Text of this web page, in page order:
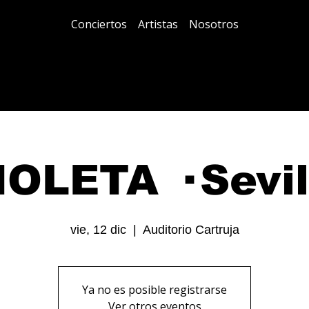
Conciertos Artistas Nosotros
·
vie, 12 dic
  |
Auditorio Cartruja
Ya no es posible registrarse